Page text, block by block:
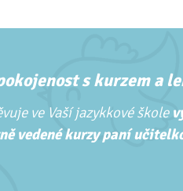
s kurzem a
ve Vaší jazykkové škole
vedené kurzy paní